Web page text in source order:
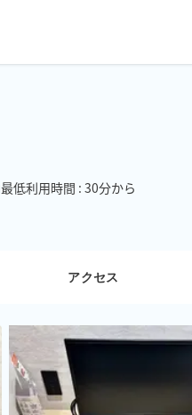
最低利用時間 : 30分から
アクセス